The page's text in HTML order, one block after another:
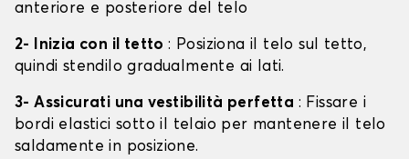
anteriore e posteriore del telo
2- Inizia con il tetto: Posiziona il telo sul tetto,
quindi stendilo gradualmente ai lati.
3- Assicurati una vestibilità perfetta : Fissare i
bordi elastici sotto il telaio per mantenere il telo
saldamente in posizione.